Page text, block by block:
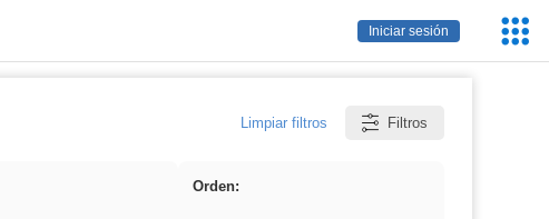
Iniciar sesión
Limpiar filtros Filtros
Orden: